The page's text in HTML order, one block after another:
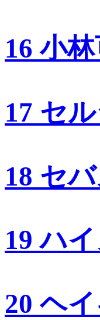
16 小
17 セ
18 セ
19 ハ
20 ヘ